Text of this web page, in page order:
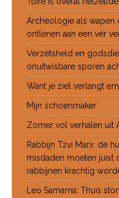
Archeologie als wapen
ontlenen aan een ver
Verzetsheld en
onuitwisbare sporen
Want je ziel verlangt
Mijn schoenmaker
Zomer vol verhalen uit
Rabbijn Tzvi Marx: de
misdaden moeten juist
rabbijnen krachtig
Leo Samama: Thuis